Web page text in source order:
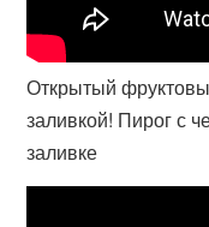
Открытый
заливкой! Пирог с
заливке